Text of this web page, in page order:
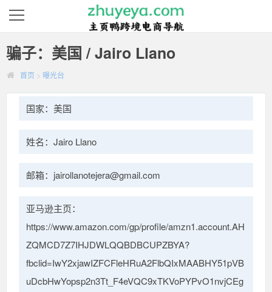
骗子：美国 / Jairo Llano
首页 > 曝光台
国家：美国
姓名：Jairo Llano
邮箱：jairollanotejera@gmail.com
亚马逊主页：
https://www.amazon.com/gp/profile/amzn1.account.AH
ZQMCD7Z7IHJDWLQQBDBCUPZBYA?
fbclid=IwY2xjawIZFCFleHRuA2FlbQIxMAABHY51pVB
uDcbHwYopsp2n3Tt_F4eVQC9xTKVoPYPvO1nvjCEg